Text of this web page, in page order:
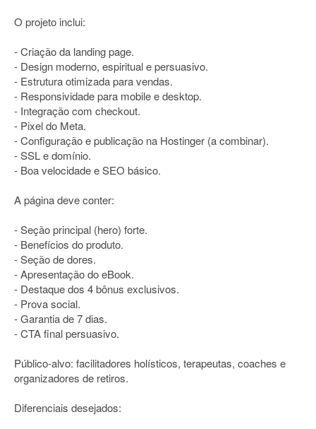
O projeto inclui:
- Criação da landing page.
- Design moderno, espiritual e persuasivo.
- Estrutura otimizada para vendas.
- Responsividade para mobile e desktop.
- Integração com checkout.
- Pixel do Meta.
- Configuração e publicação na Hostinger (a combinar).
- SSL e domínio.
- Boa velocidade e SEO básico.
A página deve conter:
- Seção principal (hero) forte.
- Benefícios do produto.
- Seção de dores.
- Apresentação do eBook.
- Destaque dos 4 bônus exclusivos.
- Prova social.
- Garantia de 7 dias.
- CTA final persuasivo.
Público-alvo: facilitadores holísticos, terapeutas, coaches e
organizadores de retiros.
Diferenciais desejados: